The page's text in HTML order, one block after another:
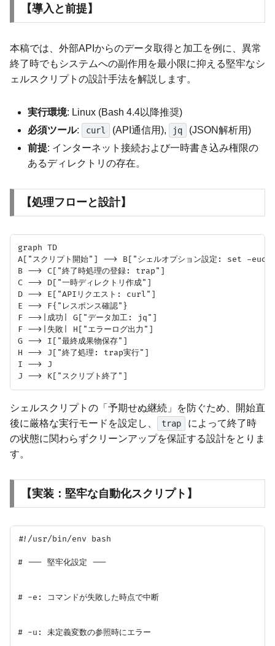
【導入と前提】
本稿では、外部APIからのデータ取得と加工を例に、異常
終了時でもシステムへの副作用を最小限に抑える堅牢なシ
ェルスクリプトの設計手法を解説します。
実行環境: Linux (Bash 4.4以降推奨)
必須ツール: curl (API通信用), jq
(JSON解析用)
前提: インターネット接続および一時書き込み権限の
あるディレクトリの存在。
【処理フローと設計】
graph TD
A["スクリプト開始"] --> B["シェルオプション設定: set -
B --> C["終了時処理の登録: trap"]
C --> D["一時ディレクトリ作成"]
D --> E["APIリクエスト: curl"]
E --> F{"レスポンス確認"}
F -->|成功| G["データ加工: jq"]
F -->|失敗| H["エラーログ出力"]
G --> I["最終成果物保存"]
H --> J["終了処理: trap実行"]
I --> J
シェルスクリプトの「予期せぬ継続」を防ぐため、開始直
後に厳格な実行モードを設定し、
trap
によって終了時
の状態に関わらずクリーンアップを保証する設計をとりま
す。
【実装：堅牢な自動化スクリプト】
#!/usr/bin/env bash
# --- 堅牢化設定 ---
# -e: コマンドが失敗した時点で中断
# -u: 未定義変数の参照時にエラー